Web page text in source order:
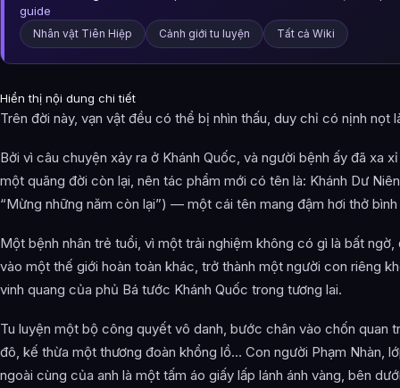
guide
Nhân vật Tiên Hiệp Cảnh giới tu luyện Tất cả Wiki
Hiển thị nội dung chi tiết
Trên đời này, vạn vật đều có thể bị nhìn thấu, duy chỉ có nịnh nọt
Bởi vì câu chuyện xảy ra ở Khánh Quốc, và người bệnh ấy đã xa
một quãng đời còn lại, nên tác phẩm mới có tên là: Khánh Dư
“Mừng những năm còn lại”) — một cái tên mang đậm hơi thở
Một bệnh nhân trẻ tuổi, vì một trải nghiệm không có gì là bất ngờ,
vào một thế giới hoàn toàn khác, trở thành một người con riêng
vinh quang của phủ Bá tước Khánh Quốc trong tương lai.
Tu luyện một bộ công quyết vô danh, bước chân vào chốn quan
đô, kế thừa một thương đoàn khổng lồ… Con người Phạm Nhàn,
ngoài cùng của anh là một tấm áo giấy lấp lánh ánh vàng, bên